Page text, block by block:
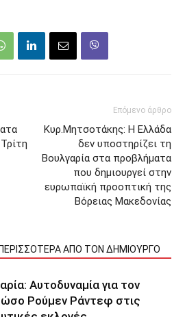
Επόμενο άρθρο
Κυρ.Μητσοτάκης: Η Ελλάδα
δεν υποστηρίζει τη
Βουλγαρία στα προβλήματα
που δημιουργεί στην
ευρωπαϊκή προοπτική της
Βόρειας Μακεδονίας
ΠΕΡΙΣΣΟΤΕΡΑ ΑΠΟ ΤΟΝ ΔΗΜΙΟΥΡΓΟ
Αυτοδυναμία για τον
Ρούμεν Ράντεφ στις